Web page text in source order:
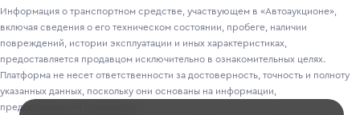
Информация о транспортном средстве, участвующем в «Автоаукционе»,
включая сведения о его техническом состоянии, пробеге, наличии
повреждений, истории эксплуатации и иных характеристиках,
предоставляется продавцом исключительно в ознакомительных целях.
Платформа не несет ответственности за достоверность, точность и полноту
указанных данных, поскольку они основаны на информации,
предоставленной продавцом.